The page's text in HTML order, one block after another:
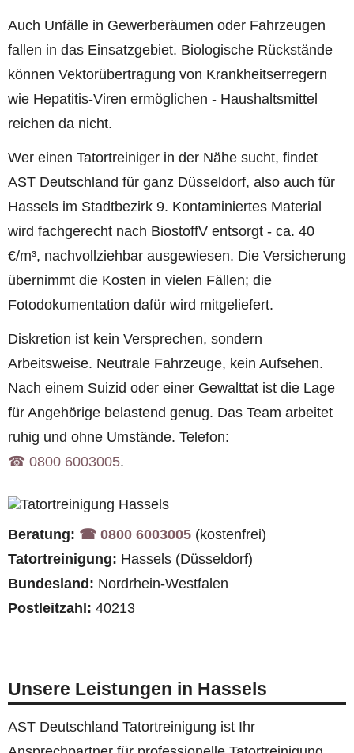
Auch Unfälle in Gewerberäumen oder Fahrzeugen
fallen in das Einsatzgebiet. Biologische Rückstände
können Vektorübertragung von Krankheitserregern
wie Hepatitis-Viren ermöglichen - Haushaltsmittel
reichen da nicht.
Wer einen Tatortreiniger in der Nähe sucht, findet
AST Deutschland für ganz Düsseldorf, also auch für
Hassels im Stadtbezirk 9. Kontaminiertes Material
wird fachgerecht nach BiostoffV entsorgt - ca. 40
€/m³, nachvollziehbar ausgewiesen. Die Versicherung
übernimmt die Kosten in vielen Fällen; die
Fotodokumentation dafür wird mitgeliefert.
Diskretion ist kein Versprechen, sondern
Arbeitsweise. Neutrale Fahrzeuge, kein Aufsehen.
Nach einem Suizid oder einer Gewalttat ist die Lage
für Angehörige belastend genug. Das Team arbeitet
ruhig und ohne Umstände. Telefon:
☎︎ 0800 6003005.
Beratung: ☎︎ 0800 6003005 (kostenfrei)
Tatortreinigung: Hassels (Düsseldorf)
Bundesland: Nordrhein-Westfalen
Postleitzahl: 40213
Unsere Leistungen in Hassels
AST Deutschland Tatortreinigung ist Ihr